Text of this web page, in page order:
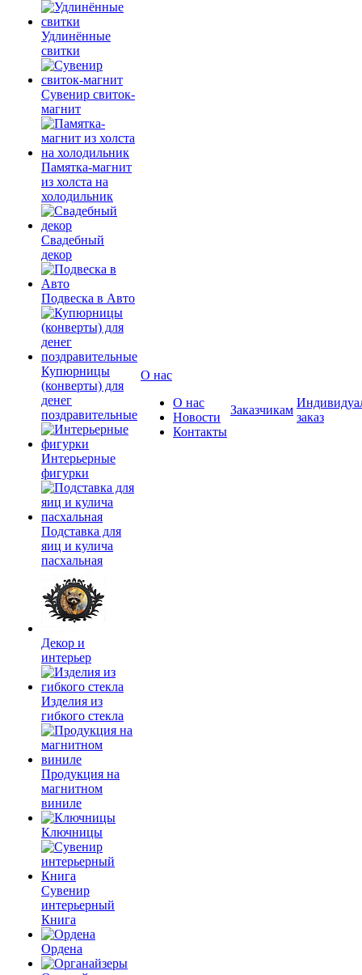
Удлинённые
свитки
Сувенир свиток-
магнит
Памятка-магнит
из холста на
холодильник
Свадебный
декор
Подвеска в Авто
Купюрницы
(конверты) для
денег
поздравительные
Интерьерные
фигурки
Подставка для
яиц и кулича
пасхальная
Декор и
интерьер
Изделия из
гибкого стекла
Продукция на
магнитном
виниле
Ключницы
Сувенир
интерьерный
Книга
Ордена
О нас
О нас
Новости
Контакты
Заказчикам
заказ